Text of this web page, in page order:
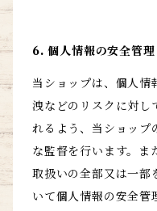
6. 個人情報の安全管理
当ショップは、個人情
洩などのリスクに対し
れるよう、当ショップ
な監督を行います。ま
取扱いの全部又は一部
いて個人情報の安全管